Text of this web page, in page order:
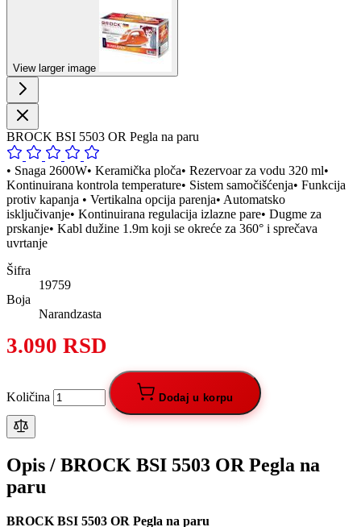
View larger image
BROCK BSI 5503 OR Pegla na paru
• Snaga 2600W• Keramička ploča• Rezervoar za vodu 320 ml•
Kontinuirana kontrola temperature• Sistem samočišćenja• Funkcija
protiv kapanja • Vertikalna opcija parenja• Automatsko
isključivanje• Kontinuirana regulacija izlazne pare• Dugme za
prskanje• Kabl dužine 1.9m koji se okreće za 360° i sprečava
uvrtanje
Šifra
19759
Boja
Narandzasta
3.090 RSD
Količina Dodaj u korpu
Opis / BROCK BSI 5503 OR Pegla na
paru
BROCK BSI 5503 OR Pegla na paru